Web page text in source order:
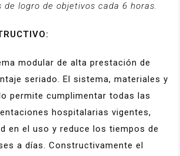
de logro de objetivos cada 6 horas.
modular de alta prestación de
seriado. El sistema, materiales y
permite cumplimentar todas las
hospitalarias vigentes,
en el uso y reduce los tiempos de
a días. Constructivamente el